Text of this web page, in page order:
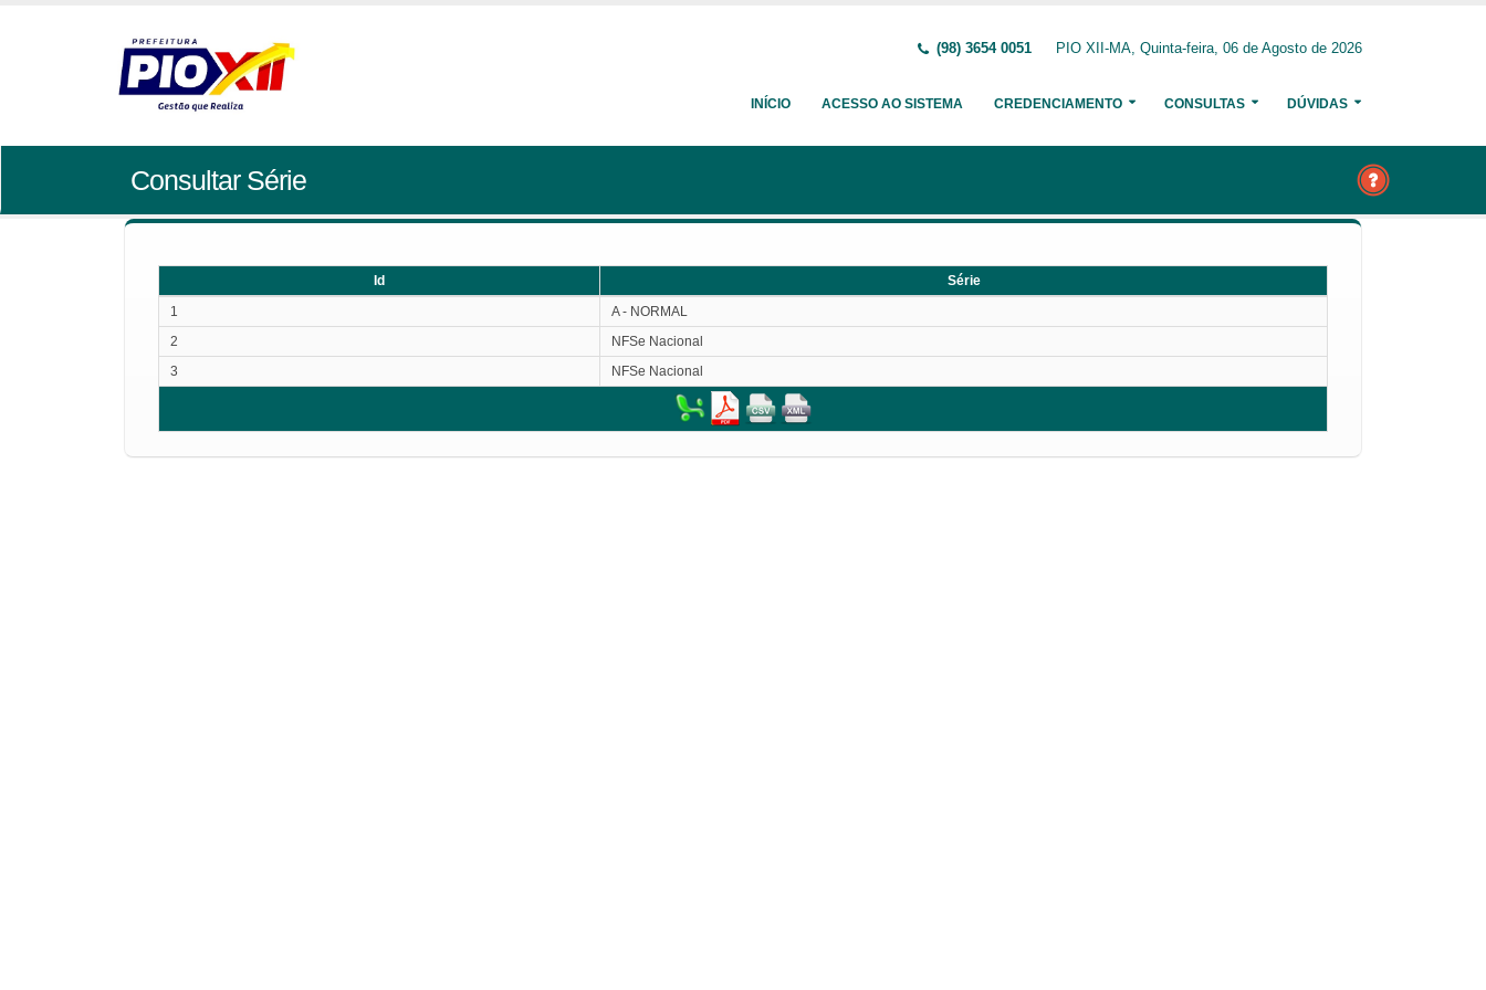
(98) 3654 0051 PIO XII-MA, Quinta-feira, 06 de Agosto de 2026
INÍCIO ACESSO AO SISTEMA CREDENCIAMENTO CONSULTAS DÚVIDAS
Consultar Série
Id
Série
1
A - NORMAL
2
NFSe Nacional
3
NFSe Nacional